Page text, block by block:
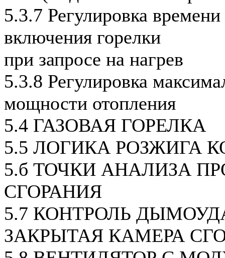
5.3.7 Регулировка
включения горелки
при запросе на нагрев
5.3.8 Регулировка
мощности отопления
5.4 ГАЗОВАЯ ГОРЕЛКА
5.5 ЛОГИКА РОЗЖИГА
5.б ТОЧКИ АНАЛИЗА
СГОРАНИЯ
5.7 КОНТРОЛЬ
ЗАКРЫТАЯ КАМЕРА